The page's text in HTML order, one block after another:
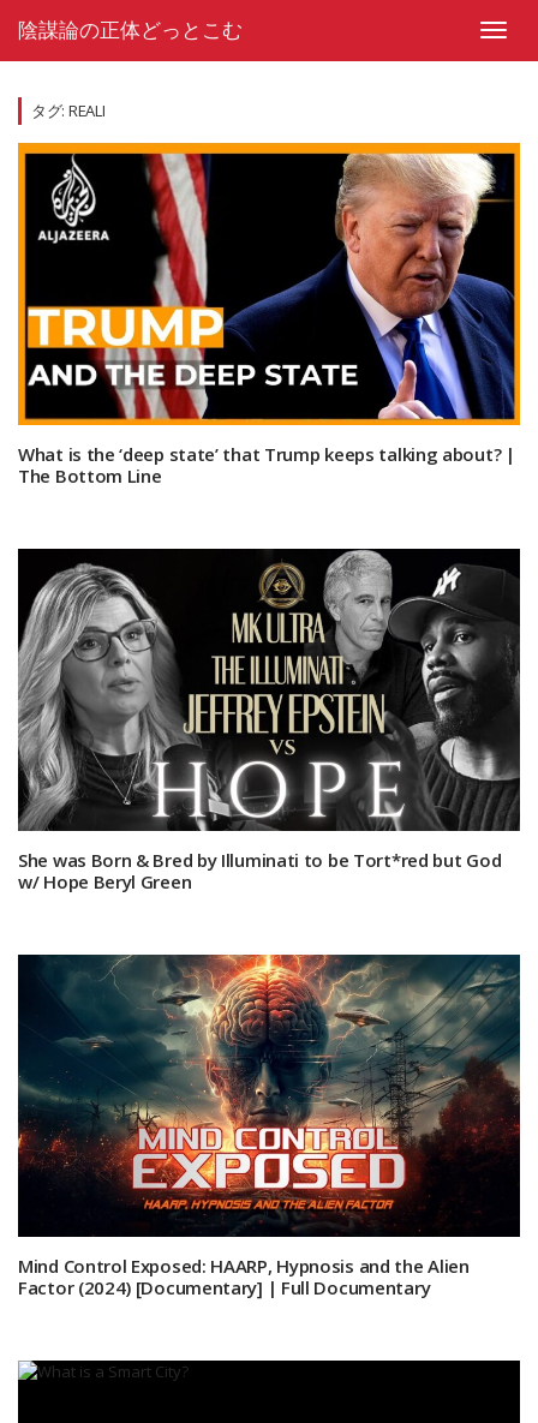
陰謀論の正体どっとこむ
タグ: REALI
What is the ‘deep state’ that Trump keeps talking about? |
The Bottom Line
She was Born & Bred by Illuminati to be Tort*red but God
w/ Hope Beryl Green
Mind Control Exposed: HAARP, Hypnosis and the Alien
Factor (2024) [Documentary] | Full Documentary